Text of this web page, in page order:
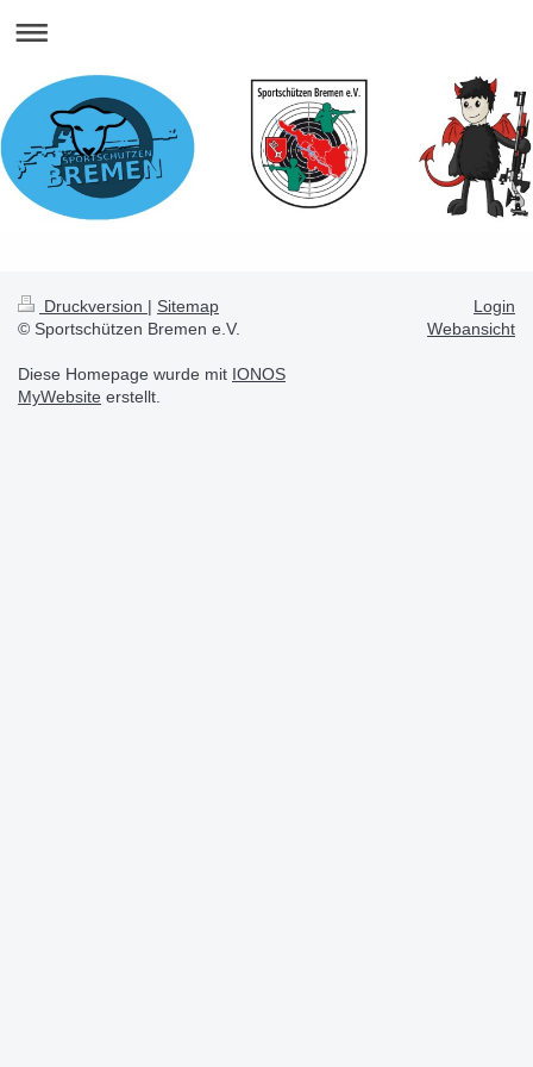
Druckversion | Sitemap
© Sportschützen Bremen e.V.
Diese Homepage wurde mit IONOS
MyWebsite erstellt.
Login
Webansicht